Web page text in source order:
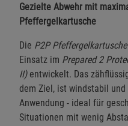
Gezielte Abwehr mit
Pfeffergelkartusche
Die P2P Pfeffergelkartusche
Einsatz im Prepared 2
II)entwickelt. Das
dem Ziel, ist windstabil
Anwendung - ideal für
Situationen mit wenig